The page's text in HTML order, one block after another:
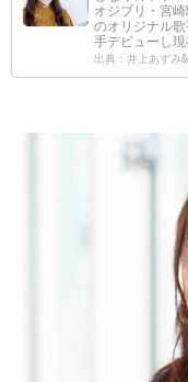
オジブリ・宮
のオリジナル
手デビューし
出典：井上あずみ